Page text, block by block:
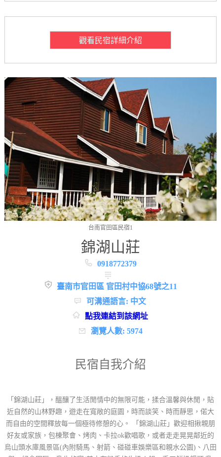
觀看民宿詳細介紹
台南官田區民宿1
錦湖山莊
0918772379
臺南市官田區 官田村中協68號之11
可溝通語言: 中文
點我連結到該網址
瀏覽人數: 5974
民宿自我介紹
「錦湖山莊」，醞釀了生活閒情中的無限可能，揉合溫馨與休閒，貼
近自然的山林野趣，遊走在寬敞的庭園，時而談笑、時而靜思，偌大
而自由的空間釋放每一個極待修憩的心。 「錦湖山莊」歡迎相揪親朋
好友或家族，包棟聚會、烤肉、卡拉ok歡唱歌，或者走走晃晃鄰近的
烏山頭水庫風景區(內附騎馬、射箭、碰碰車娛樂區和親水公園)、八田